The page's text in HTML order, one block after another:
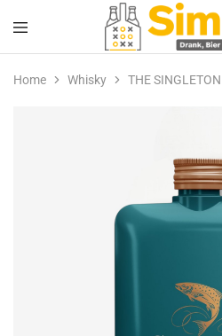
Simonsdrank.nl
Drank,
Bier
&
Home Whisky THE